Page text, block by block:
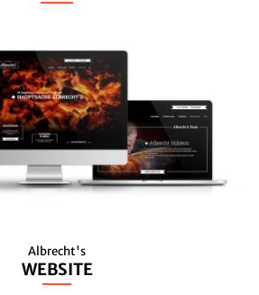
Albrecht's
WEBSITE